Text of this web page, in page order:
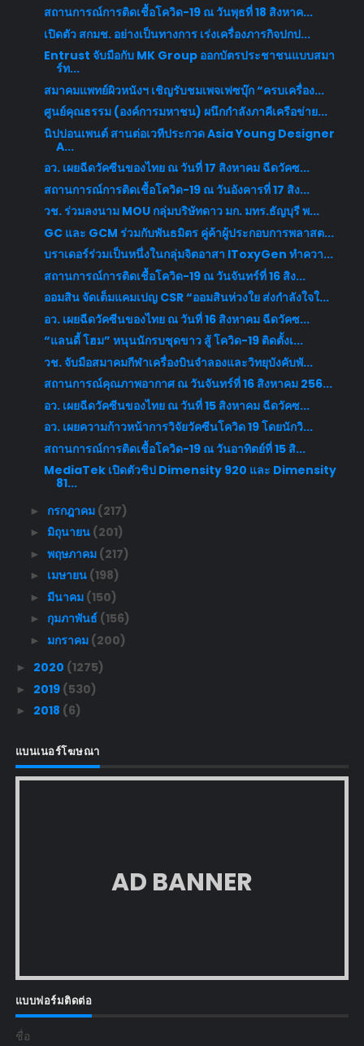
สถานการณ์การติดเชื้อโควิด-19 ณ วันพุธที่ 18 สิงหาค...
เปิดตัว สกมช. อย่างเป็นทางการ เร่งเครื่องภารกิจปกป...
Entrust จับมือกับ MK Group ออกบัตรประชาชนแบบสมา
ร์ท...
สมาคมแพทย์ผิวหนังฯ เชิญรับชมเพจเฟซบุ๊ก “ครบเครื่อง...
ศูนย์คุณธรรม (องค์การมหาชน) ผนึกกำลังภาคีเครือข่าย...
นิปปอนเพนต์ สานต่อเวทีประกวด Asia Young Designer
A...
อว. เผยฉีดวัคซีนของไทย ณ วันที่ 17 สิงหาคม ฉีดวัคซ...
สถานการณ์การติดเชื้อโควิด-19 ณ วันอังคารที่ 17 สิง...
วช. ร่วมลงนาม MOU กลุ่มบริษัทดาว มก. มทร.ธัญบุรี พ...
GC และ GCM ร่วมกับพันธมิตร คู่ค้าผู้ประกอบการพลาสต...
บราเดอร์ร่วมเป็นหนึ่งในกลุ่มจิตอาสา IToxyGen ทำควา...
สถานการณ์การติดเชื้อโควิด-19 ณ วันจันทร์ที่ 16 สิง...
ออมสิน จัดเต็มแคมเปญ CSR “ออมสินห่วงใย ส่งกำลังใจใ...
อว. เผยฉีดวัคซีนของไทย ณ วันที่ 16 สิงหาคม ฉีดวัคซ...
“แลนดี้ โฮม” หนุนนักรบชุดขาว สู้ โควิด-19 ติดตั้งเ...
วช. จับมือสมาคมกีฬาเครื่องบินจำลองและวิทยุบังคับพั...
สถานการณ์คุณภาพอากาศ ณ วันจันทร์ที่ 16 สิงหาคม 256...
อว. เผยฉีดวัคซีนของไทย ณ วันที่ 15 สิงหาคม ฉีดวัคซ...
อว. เผยความก้าวหน้าการวิจัยวัคซีนโควิด 19 โดยนักวิ...
สถานการณ์การติดเชื้อโควิด-19 ณ วันอาทิตย์ที่ 15 สิ...
MediaTek เปิดตัวชิป Dimensity 920 และ Dimensity
81...
► กรกฎาคม (217)
► มิถุนายน (201)
► พฤษภาคม (217)
► เมษายน (198)
► มีนาคม (150)
► กุมภาพันธ์ (156)
► มกราคม (200)
► 2020 (1275)
► 2019 (530)
► 2018 (6)
แบนเนอร์โฆษณา
AD BANNER
แบบฟอร์มติดต่อ
ชื่อ